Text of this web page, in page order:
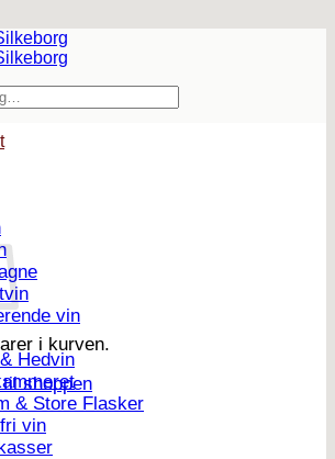
i kurven.
shoppen
vin
Hedvin
& Store Flasker
vin